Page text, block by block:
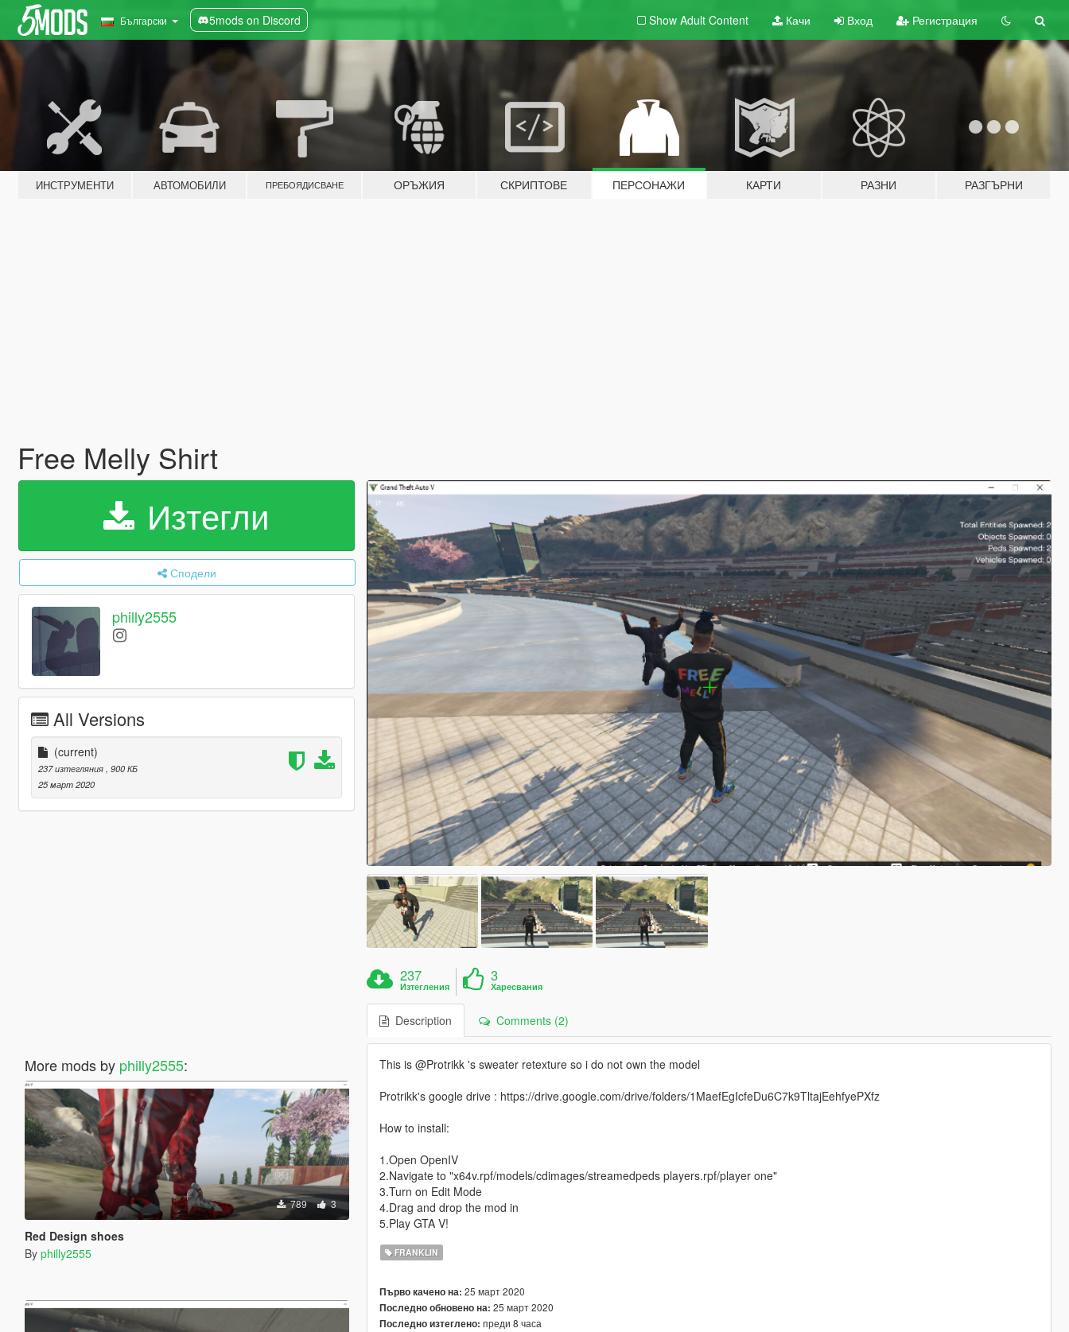
Български 5mods on Discord Show Adult Content Качи Вход Регистрация
ИНСТРУМЕНТИ АВТОМОБИЛИ ПРЕБОЯДИСВАНЕ ОРЪЖИЯ СКРИПТОВЕ ПЕРСОНАЖИ КАРТИ РАЗНИ РАЗГЪРНИ
Free Melly Shirt
Изтегли
Сподели
philly2555
All Versions
(current)
237 изтегляния , 900 КБ
25 март 2020
More mods by philly2555:
789 3
Red Design shoes
By philly2555
237
Изтегления
3
Харесвания
Description Comments (2)
This is @Protrikk 's sweater retexture so i do not own the model
Protrikk's google drive : https://drive.google.com/drive/folders/1MaefEgIcfeDu6C7k9TltajEehfyePXfz
How to install:
1.Open OpenIV
2.Navigate to "x64v.rpf/models/cdimages/streamedpeds players.rpf/player one"
3.Turn on Edit Mode
4.Drag and drop the mod in
5.Play GTA V!
FRANKLIN
Първо качено на: 25 март 2020
Последно обновено на: 25 март 2020
Последно изтеглено: преди 8 часа